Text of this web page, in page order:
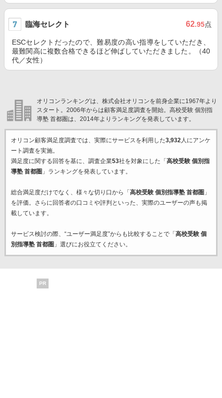
臨海セレクト 62.95点
ESCセレクトだったので、難易度の高い指導をしていただき、
最難関高に複数合格できるほど伸ばしていただきました。（40
代／女性）
オリコンランキングは、株式会社オリコンを前身企業に1967年より
スタート。2006年からは顧客満足度調査を開始。高校受験 個別指
導塾 首都圏は、2014年よりランキングを発表しています。
オリコン顧客満足度調査では、実際にサービスを利用した3,932人にアンケ
ート調査を実施。
満足度に関する回答を基に、調査企業53社を対象にした「 高校受験 個別指
導塾 首都圏 」ランキングを発表しています。
総合満足度だけでなく、様々な切り口から「 高校受験 個別指導塾 首都圏 」
を評価。さらに回答者の口コミや評判といった、実際のユーザーの声も掲
載しています。
サービス検討の際、“ユーザー満足度”からも比較することで「 高校受験 個
別指導塾 首都圏 」選びにお役立てください。
PR